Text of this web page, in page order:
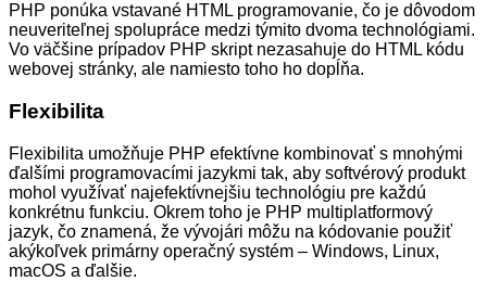
PHP ponúka vstavané HTML programovanie, čo je dôvodom
neuveriteľnej spolupráce medzi týmito dvoma technológiami.
Vo väčšine prípadov PHP skript nezasahuje do HTML kódu
webovej stránky, ale namiesto toho ho dopĺňa.
Flexibilita
Flexibilita umožňuje PHP efektívne kombinovať s mnohými
ďalšími programovacími jazykmi tak, aby softvérový produkt
mohol využívať najefektívnejšiu technológiu pre každú
konkrétnu funkciu. Okrem toho je PHP multiplatformový
jazyk, čo znamená, že vývojári môžu na kódovanie použiť
akýkoľvek primárny operačný systém – Windows, Linux,
macOS a ďalšie.